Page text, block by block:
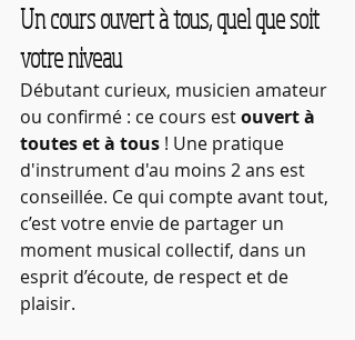
Un cours ouvert à tous, quel que soit
votre niveau
Débutant curieux, musicien amateur
ou confirmé : ce cours est ouvert à
toutes et à tous ! Une pratique
d'instrument d'au moins 2 ans est
conseillée. Ce qui compte avant tout,
c’est votre envie de partager un
moment musical collectif, dans un
esprit d’écoute, de respect et de
plaisir.